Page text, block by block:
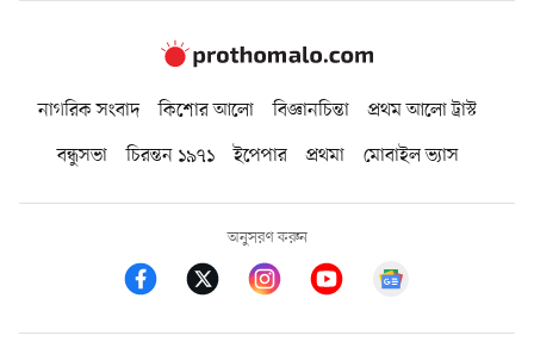
নাগরিক সংবাদ কিশোর আলো বিজ্ঞানচিন্তা
প্রথম আলো ট্রাস্ট
বন্ধুসভা
চিরন্তন ১৯৭১ ইপেপার প্রথমা মোবাইল ভ্যাস
অনুসরণ করুন